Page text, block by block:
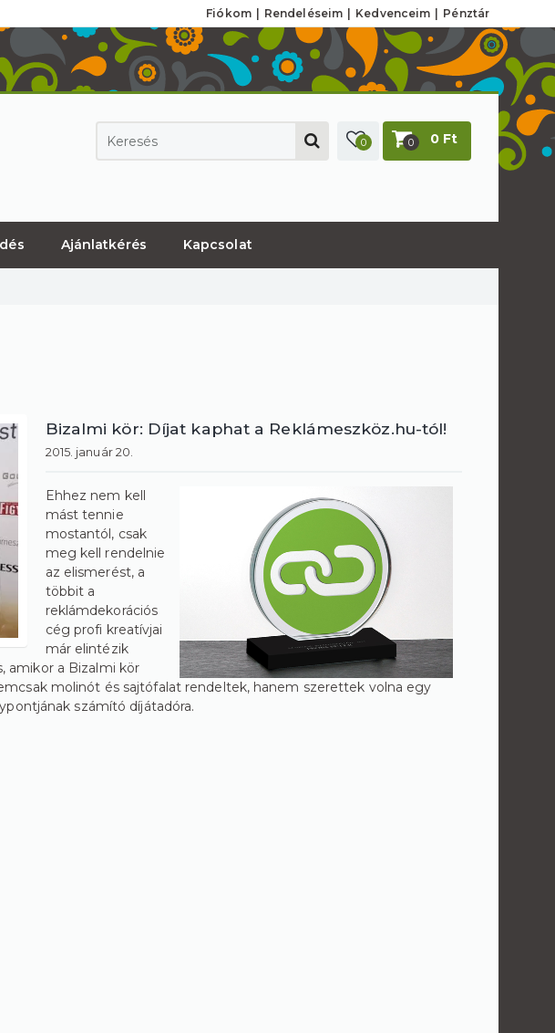
Fiókom Rendeléseim Kedvenceim Pénztár
0 0 0 Ft
Ajánlatkérés Kapcsolat
Bizalmi kör: Díjat kaphat a Reklámeszköz.hu-tól!
2015. január 20.
Ehhez nem kell
mást tennie
mostantól, csak
meg kell rendelnie
az elismerést, a
többit a
reklámdekorációs
cég profi kreatívjai
már elintézik
amikor a Bizalmi kör
molinót és sajtófalat rendeltek, hanem szerettek volna egy
számító díjátadóra.